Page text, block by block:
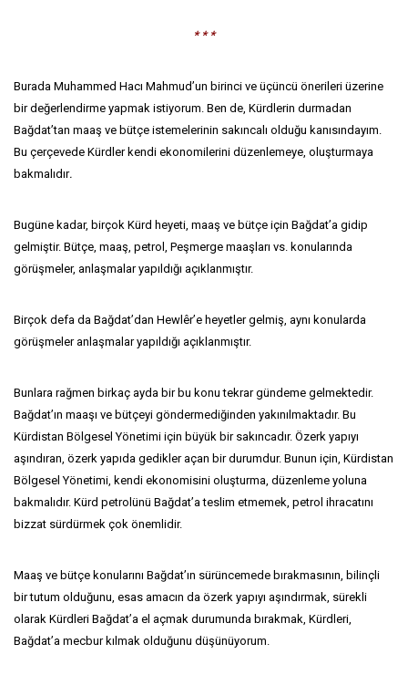
* * *
Burada Muhammed Hacı Mahmud’un birinci ve üçüncü önerileri üzerine
bir değerlendirme yapmak istiyorum. Ben de, Kürdlerin durmadan
Bağdat’tan maaş ve bütçe istemelerinin sakıncalı olduğu kanısındayım.
Bu çerçevede Kürdler kendi ekonomilerini düzenlemeye, oluşturmaya
bakmalıdır.
Bugüne kadar, birçok Kürd heyeti, maaş ve bütçe için Bağdat’a gidip
gelmiştir. Bütçe, maaş, petrol, Peşmerge maaşları vs. konularında
görüşmeler, anlaşmalar yapıldığı açıklanmıştır.
Birçok defa da Bağdat’dan Hewlêr’e heyetler gelmiş, aynı konularda
görüşmeler anlaşmalar yapıldığı açıklanmıştır.
Bunlara rağmen birkaç ayda bir bu konu tekrar gündeme gelmektedir.
Bağdat’ın maaşı ve bütçeyi göndermediğinden yakınılmaktadır. Bu
Kürdistan Bölgesel Yönetimi için büyük bir sakıncadır. Özerk yapıyı
aşındıran, özerk yapıda gedikler açan bir durumdur. Bunun için, Kürdistan
Bölgesel Yönetimi, kendi ekonomisini oluşturma, düzenleme yoluna
bakmalıdır. Kürd petrolünü Bağdat’a teslim etmemek, petrol ihracatını
bizzat sürdürmek çok önemlidir.
Maaş ve bütçe konularını Bağdat’ın sürüncemede bırakmasının, bilinçli
bir tutum olduğunu, esas amacın da özerk yapıyı aşındırmak, sürekli
olarak Kürdleri Bağdat’a el açmak durumunda bırakmak, Kürdleri,
Bağdat’a mecbur kılmak olduğunu düşünüyorum.